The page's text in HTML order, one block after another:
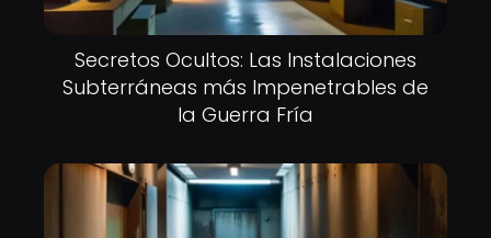
Secretos Ocultos: Las Instalaciones
Subterráneas más Impenetrables de
la Guerra Fría